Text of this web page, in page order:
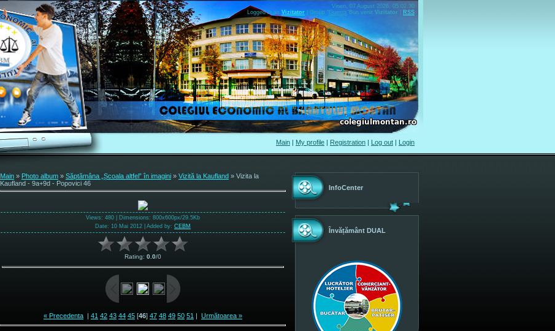
Vineri, 07 August 2026, 05.02.30
Logged in as Vizitator Group "Guests" Bun venit Vizitator RSS
Main | My profile | Registration | Log out | Login
Main » Photo album » Săptămâna „Școala altfel” în imagini » Vizită la Kaufland » Vizita la
Kaufland - 9a+9d - Popovici 46
Views: 480 | Dimensions: 800x600px/29.5Kb
Date: 10 Mai 2012 | Added by: CEBM
Rating: 0.0/0
« Precedenta | 41 42 43 44 45 [46] 47 48 49 50 51 | Următoarea »
InfoCenter
Învățământ DUAL